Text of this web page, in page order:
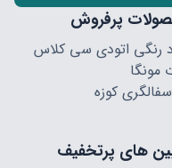
پرفروش
رنگی اتودی سی کلاس
مونگا
کوزه
های پرتخفیف